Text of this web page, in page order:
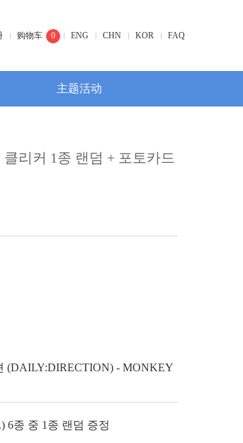
购物车 0 ENG CHN KOR FAQ
主题活动
리커 1종 랜덤 + 포토카드
(DAILY:DIRECTION) - MONKEY
6종 중 1종 랜덤 증정